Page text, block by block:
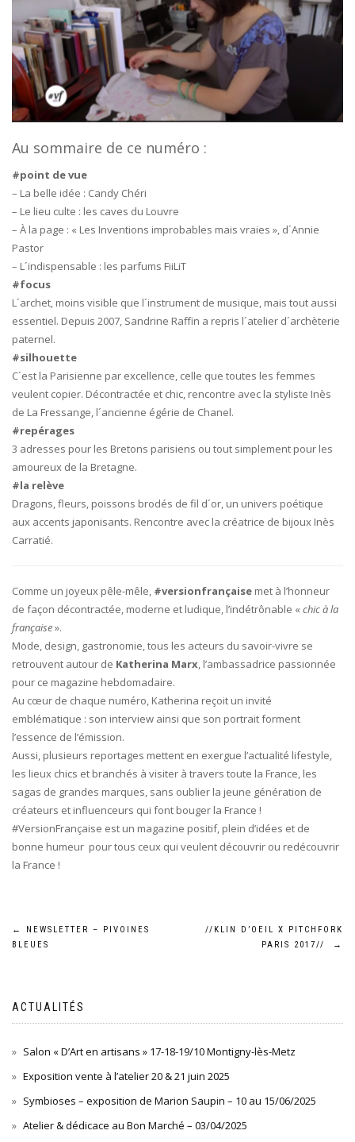
Au sommaire de ce numéro :
#point de vue
– La belle idée : Candy Chéri
– Le lieu culte : les caves du Louvre
– À la page : « Les Inventions improbables mais vraies », d´Annie
Pastor
– L´indispensable : les parfums FiiLiT
#focus
L´archet, moins visible que l´instrument de musique, mais tout aussi
essentiel. Depuis 2007, Sandrine Raffin a repris l´atelier d´archèterie
paternel.
#silhouette
C´est la Parisienne par excellence, celle que toutes les femmes
veulent copier. Décontractée et chic, rencontre avec la styliste Inès
de La Fressange, l´ancienne égérie de Chanel.
#repérages
3 adresses pour les Bretons parisiens ou tout simplement pour les
amoureux de la Bretagne.
#la relève
Dragons, fleurs, poissons brodés de fil d´or, un univers poétique
aux accents japonisants. Rencontre avec la créatrice de bijoux Inès
Carratié.
Comme un joyeux pêle-mêle, #versionfrançaise met à l’honneur
de façon décontractée, moderne et ludique, l’indétrônable «chic à la
française».
Mode, design, gastronomie, tous les acteurs du savoir-vivre se
retrouvent autour de Katherina Marx, l’ambassadrice passionnée
pour ce magazine hebdomadaire.
Au cœur de chaque numéro, Katherina reçoit un invité
emblématique : son interview ainsi que son portrait forment
l’essence de l’émission.
Aussi, plusieurs reportages mettent en exergue l’actualité lifestyle,
les lieux chics et branchés à visiter à travers toute la France, les
sagas de grandes marques, sans oublier la jeune génération de
créateurs et influenceurs qui font bouger la France !
#VersionFrançaise est un magazine positif, plein d’idées et de
bonne humeur pour tous ceux qui veulent découvrir ou redécouvrir
la France !
Navigation
l’article
←
NEWSLETTER – PIVOINES
BLEUES
//KLIN D’OEIL X PITCHFORK
PARIS 2017//
→
ACTUALITÉS
Salon « D’Art en artisans » 17-18-19/10 Montigny-lès-Metz
Exposition vente à l’atelier 20 & 21 juin 2025
Symbioses – exposition de Marion Saupin – 10 au 15/06/2025
Atelier & dédicace au Bon Marché – 03/04/2025